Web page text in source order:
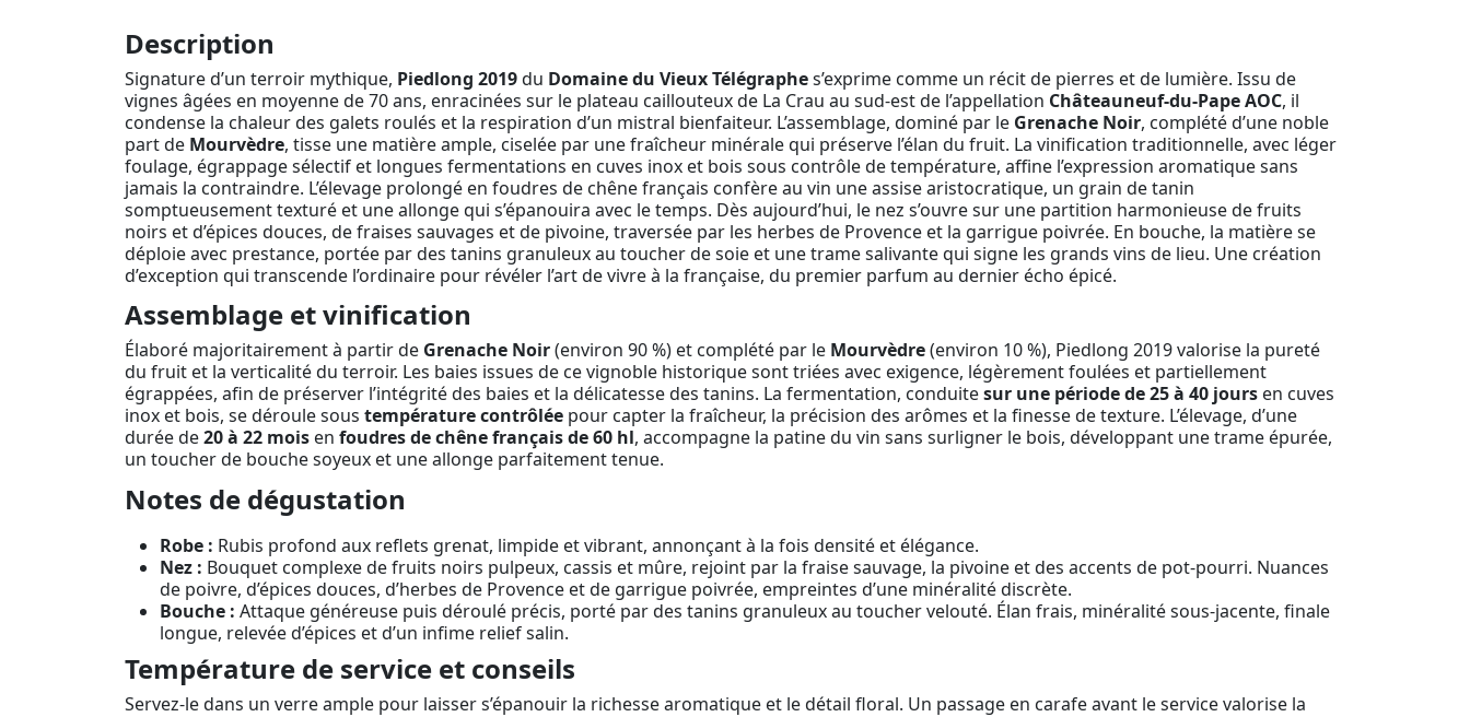
Description
Signature d’un terroir mythique, Piedlong 2019du Domaine du Vieux Télégraphes’exprime comme un récit de pierres et de lumière. Issu de
vignes âgées en moyenne de 70 ans, enracinées sur le plateau caillouteux de La Crau au sud-est de l’appellation Châteauneuf-du-Pape AOC, il
condense la chaleur des galets roulés et la respiration d’un mistral bienfaiteur. L’assemblage, dominé par le Grenache Noir, complété d’une noble
part de Mourvèdre, tisse une matière ample, ciselée par une fraîcheur minérale qui préserve l’élan du fruit. La vinification traditionnelle, avec léger
foulage, égrappage sélectif et longues fermentations en cuves inox et bois sous contrôle de température, affine l’expression aromatique sans
jamais la contraindre. L’élevage prolongé en foudres de chêne français confère au vin une assise aristocratique, un grain de tanin
somptueusement texturé et une allonge qui s’épanouira avec le temps. Dès aujourd’hui, le nez s’ouvre sur une partition harmonieuse de fruits
noirs et d’épices douces, de fraises sauvages et de pivoine, traversée par les herbes de Provence et la garrigue poivrée. En bouche, la matière se
déploie avec prestance, portée par des tanins granuleux au toucher de soie et une trame salivante qui signe les grands vins de lieu. Une création
d’exception qui transcende l’ordinaire pour révéler l’art de vivre à la française, du premier parfum au dernier écho épicé.
Assemblage et vinification
Élaboré majoritairement à partir de Grenache Noir(environ 90 %) et complété par le Mourvèdre(environ 10 %), Piedlong 2019 valorise la pureté
du fruit et la verticalité du terroir. Les baies issues de ce vignoble historique sont triées avec exigence, légèrement foulées et partiellement
égrappées, afin de préserver l’intégrité des baies et la délicatesse des tanins. La fermentation, conduitesur une période de 25 à 40 jours en cuves
inox et bois, se déroule sous température contrôlée pour capter la fraîcheur, la précision des arômes et la finesse de texture. L’élevage, d’une
durée de20 à 22 mois en foudres de chêne français de 60 hl, accompagne la patine du vin sans surligner le bois, développant une trame épurée,
un toucher de bouche soyeux et une allonge parfaitement tenue.
Notes de dégustation
Robe : Rubis profond aux reflets grenat, limpide et vibrant, annonçant à la fois densité et élégance.
Nez : Bouquet complexe de fruits noirs pulpeux, cassis et mûre, rejoint par la fraise sauvage, la pivoine et des accents de pot-pourri. Nuances
de poivre, d’épices douces, d’herbes de Provence et de garrigue poivrée, empreintes d’une minéralité discrète.
Bouche : Attaque généreuse puis déroulé précis, porté par des tanins granuleux au toucher velouté. Élan frais, minéralité sous-jacente, finale
longue, relevée d’épices et d’un infime relief salin.
Température de service et conseils
Servez-le dans un verre ample pour laisser s’épanouir la richesse aromatique et le détail floral. Un passage en carafe avant le service valorise la